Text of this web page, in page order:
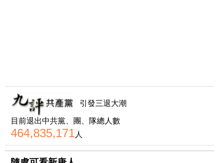
引發三退大潮
目前退出中共黨、團、隊總人數
464,835,171人